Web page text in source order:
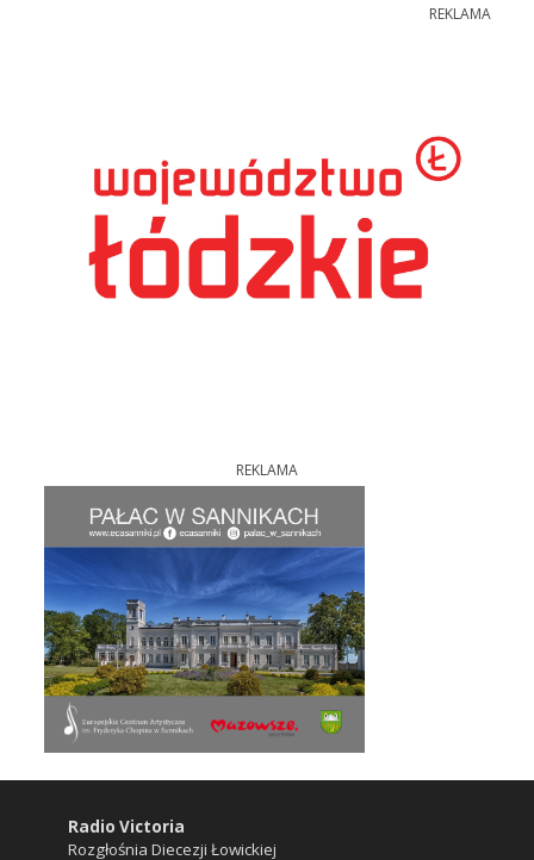
REKLAMA
REKLAMA
Radio Victoria
Rozgłośnia Diecezji Łowickiej